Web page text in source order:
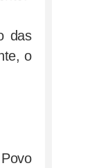
das
o